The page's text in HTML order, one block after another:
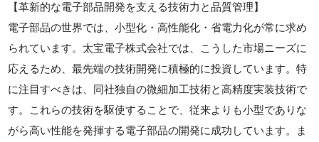
【革新的な電子部品開発を支える技術力と品質管理】
電子部品の世界では、小型化・高性能化・省電力化が常に求め
られています。太宝電子株式会社では、こうした市場ニーズに
応えるため、最先端の技術開発に積極的に投資しています。特
に注目すべきは、同社独自の微細加工技術と高精度実装技術で
す。これらの技術を駆使することで、従来よりも小型でありな
がら高い性能を発揮する電子部品の開発に成功しています。ま